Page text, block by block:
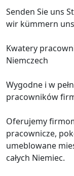
Senden Sie uns
wir kümmern
Kwatery
Niemczech
Wygodne i w
pracowników
Oferujemy
pracownicze,
umeblowane
całych Niemiec.